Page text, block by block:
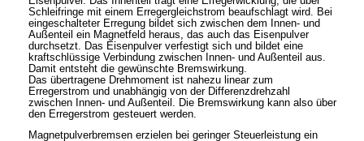
Schleifringe mit einem Erregergleichstrom beaufschlagt wird. Bei
eingeschalteter Erregung bildet sich zwischen dem Innen- und
Außenteil ein Magnetfeld heraus, das auch das Eisenpulver
durchsetzt. Das Eisenpulver verfestigt sich und bildet eine
kraftschlüssige Verbindung zwischen Innen- und Außenteil aus.
Damit entsteht die gewünschte Bremswirkung.
Das übertragene Drehmoment ist nahezu linear zum
Erregerstrom und unabhängig von der Differenzdrehzahl
zwischen Innen- und Außenteil. Die Bremswirkung kann also über
den Erregerstrom gesteuert werden.
Magnetpulverbremsen erzielen bei geringer Steuerleistung ein